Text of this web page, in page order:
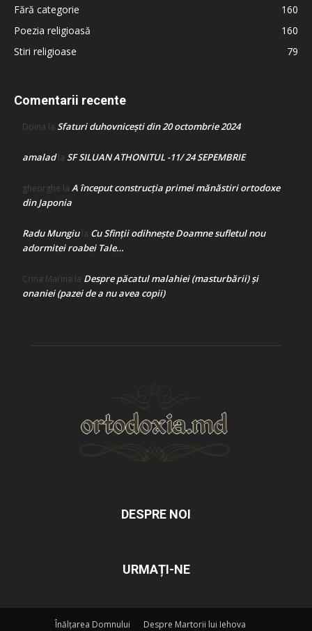
Fără categorie
160
Poezia religioasă
160
Stiri religioase
79
Comentarii recente
Doina la Sfaturi duhovnicești din 20 octombrie 2024
amaladla SF SILUAN ATHONITUL -11/ 24 SEPEMBRIE
gheorghe la A început construcţia primei mănăstiri ortodoxe
din Japonia
Radu Mungiula Cu Sfinții odihnește Doamne sufletul nou
adormitei roabei Tale…
Crina Marina la Despre păcatul malahiei (masturbării) şi
onaniei (pazei de a nu avea copii)
DESPRE NOI
URMAȚI-NE
Înălțarea Domnului Despre Martorii lui Iehova